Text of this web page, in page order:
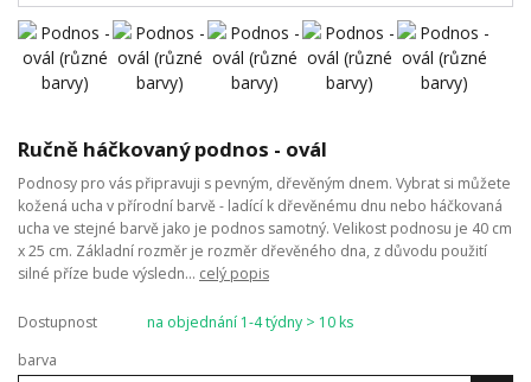
Ručně háčkovaný podnos - ovál
Podnosy pro vás připravuji s pevným, dřevěným dnem. Vybrat si můžete
kožená ucha v přírodní barvě - ladící k dřevěnému dnu nebo háčkovaná
ucha ve stejné barvě jako je podnos samotný. Velikost podnosu je 40 cm
x 25 cm. Základní rozměr je rozměr dřevěného dna, z důvodu použití
silné příze bude výsledn... celý popis
Dostupnost
na objednání 1-4 týdny > 10 ks
barva